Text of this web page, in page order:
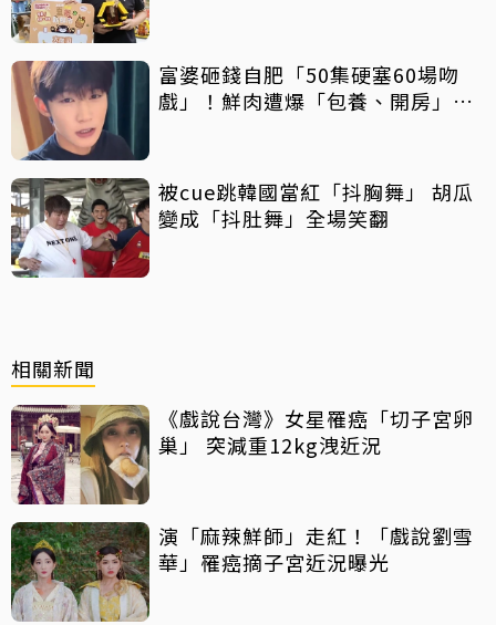
富婆砸錢自肥「50集硬塞60場吻
戲」！鮮肉遭爆「包養、開房」全
被cue跳韓國當紅「抖胸舞」 胡瓜
變成「抖肚舞」全場笑翻
相關新聞
《戲說台灣》女星罹癌「切子宮卵
巢」 突減重12kg洩近況
演「麻辣鮮師」走紅！「戲說劉雪
華」罹癌摘子宮近況曝光